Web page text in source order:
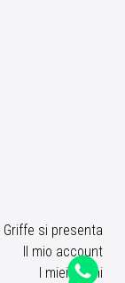
Griffe si presenta
Il mio account
I miei ordini